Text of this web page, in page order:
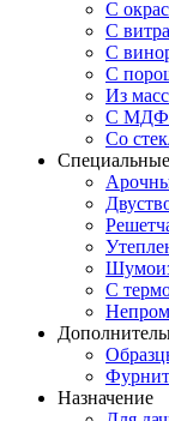
С
С
С
С
Из
С МДФ
Со
Специальные
С
Назначение